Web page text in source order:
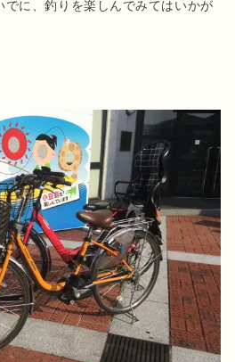
に、釣りを楽しんでみてはいかが